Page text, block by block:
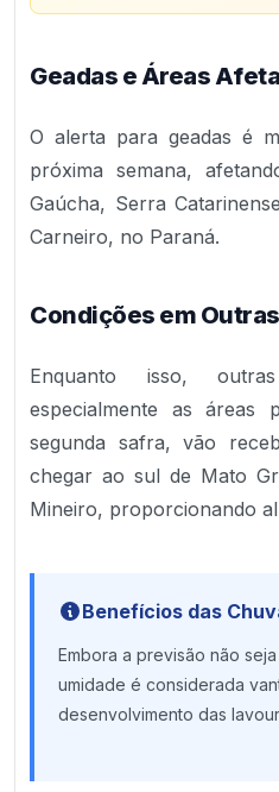
Geadas e Áreas
O alerta para geadas é
próxima semana,
Gaúcha, Serra
Carneiro, no Paraná.
Condições em
Enquanto isso,
especialmente as áreas
segunda safra, vão
chegar ao sul de Mato
Mineiro, proporcionando
Benefícios das
Embora a previsão não
umidade é considerada
desenvolvimento das